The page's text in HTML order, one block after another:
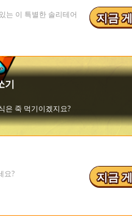
는 이 특별한 솔리테어
지금
요? 지금